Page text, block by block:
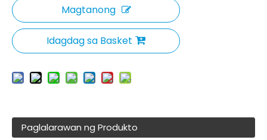
Magtanong
Idagdag sa Basket
Paglalarawan ng Produkto